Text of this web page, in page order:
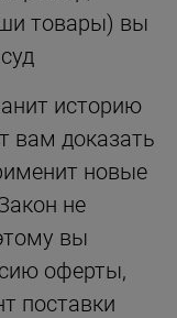
товары) вы
историю
вам доказать
новые
не
вы
оферты,
поставки